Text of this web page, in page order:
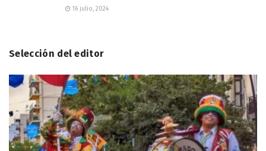
16 julio, 2024
Selección del editor